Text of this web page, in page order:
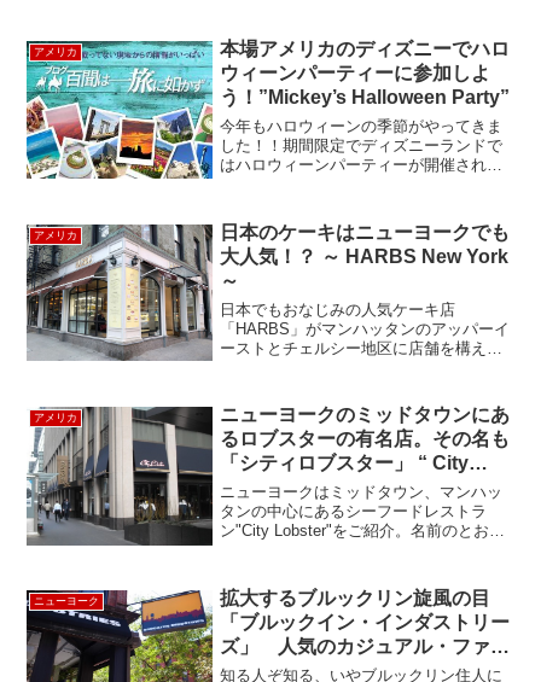
アメリカ
本場アメリカのディズニーでハロ
ウィーンパーティーに参加しよ
う！”Mickey’s Halloween Party”
今年もハロウィーンの季節がやってきま
した！！期間限定でディズニーランドで
はハロウィーンパーティーが開催されま
ィズニーでのオフィシャルサイトではチ
ケット完売の大人気ぶりで...
アメリカ
日本のケーキはニューヨークでも
大人気！？ ～ HARBS New York
～
日本でもおなじみの人気ケーキ店
「HARBS」がマンハッタンのアッパーイ
ーストとチェルシー地区に店舗を構えて
ラキラとショーケースに並ぶケーキが興
味をそそります。店内はゆ...
アメリカ
ニューヨークのミッドタウンにあ
るロブスターの有名店。その名も
「シティロブスター」 “ City
Lobster ”
ニューヨークはミッドタウン、マンハッ
タンの中心にあるシーフードレストラ
ン"City Lobster"をご紹介。名前のとおり
ルシアターにも近いお店です。 今回はラ
ンチのコ...
ニューヨーク
拡大するブルックリン旋風の目
「ブルックイン・インダストリー
ズ」 人気のカジュアル・ファッ
ション・ブランド ”Brooklyn
知る人ぞ知る、いやブルックリン住人に